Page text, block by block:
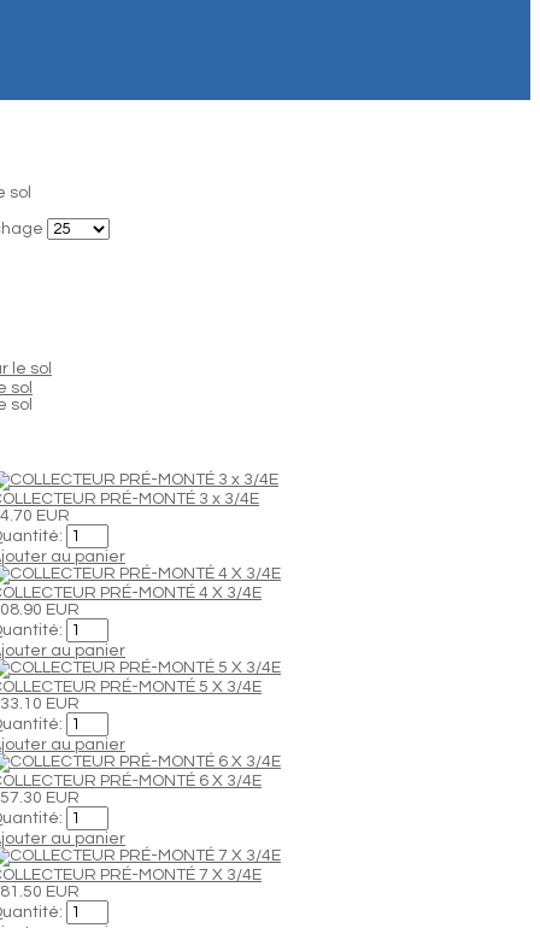
sol
sol
sol
PRÉ-MONTÉ 3 x 3/4E
EUR
au panier
PRÉ-MONTÉ 4 X 3/4E
EUR
au panier
PRÉ-MONTÉ 5 X 3/4E
EUR
au panier
PRÉ-MONTÉ 6 X 3/4E
EUR
au panier
PRÉ-MONTÉ 7 X 3/4E
EUR